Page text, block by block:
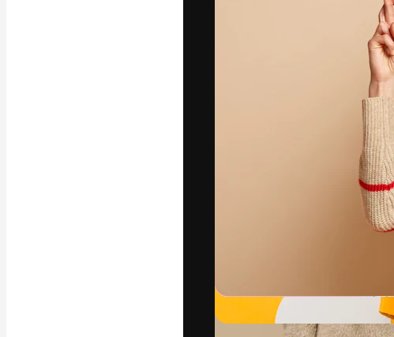
最高のクリエイティ
ットフォーム。クリエ
店、スタジオを含む
Copyright © 2010-